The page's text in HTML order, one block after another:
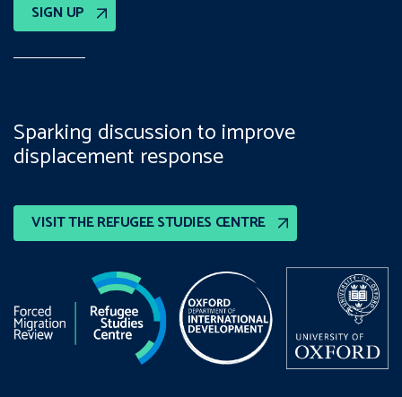
SIGN UP
VISIT THE REFUGEE STUDIES CENTRE
Sparking discussion to improve
displacement response